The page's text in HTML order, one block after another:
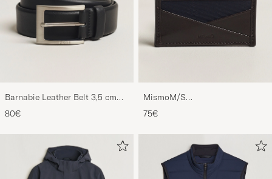
Barnabie Leather Belt 3,5 cm
Black
80€
MismoM/S
CardholderNavy/Dark Brown
75€